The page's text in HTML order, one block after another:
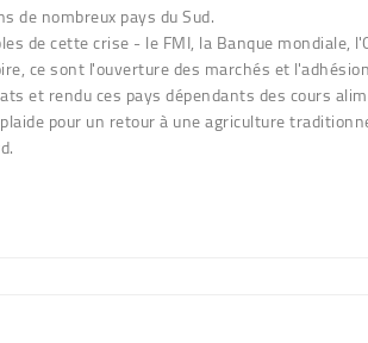
de nombreux pays du Sud.
de cette crise - le FMI, la Banque mondiale,
ce sont l'ouverture des marchés et
et rendu ces pays dépendants des cours
pour un retour à une agriculture